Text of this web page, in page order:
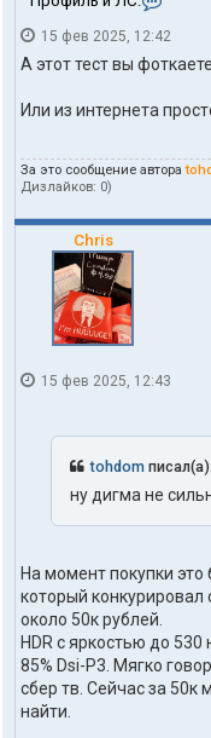
н
т
т
п
о
з
t
o
15 фев 2025, 12:42
А этот тест вы
Или из интернета
За это сообщение автора
Дизлайков: 0)
Chris
15 фев 2025, 12:43
tohdom писал(а):
ну дигма не
На момент покупки
который
около 50к рублей.
HDR с яркостью до 530
85% Dsi-P3. Мягко
сбер тв. Сейчас за
найти.